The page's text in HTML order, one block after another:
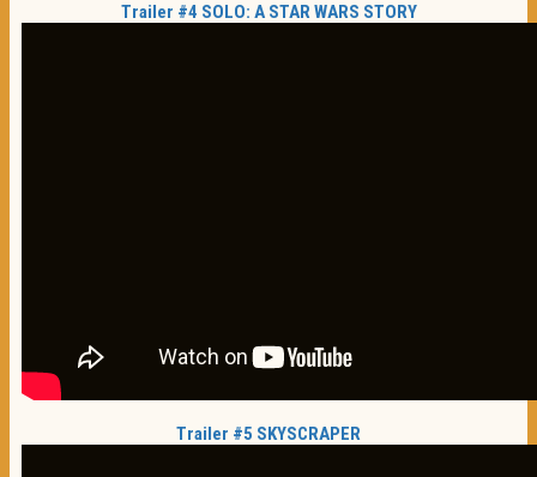
Trailer #4 SOLO: A STAR WARS STORY
Trailer #5 SKYSCRAPER